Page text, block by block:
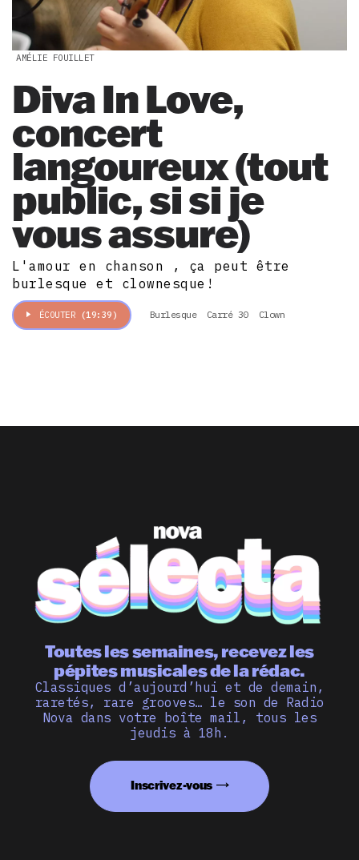
AMÉLIE FOUILLET
Diva In Love,
concert
langoureux (tout
public, si si je
vous assure)
L'amour en chanson , ça peut être
burlesque et clownesque!
ÉCOUTER (19:39) Burlesque Carré 30 Clown
Toutes les semaines, recevez les
pépites musicales de la rédac.
Classiques d’aujourd’hui et de demain,
raretés, rare grooves… le son de Radio
Nova dans votre boîte mail, tous les
jeudis à 18h.
Inscrivez-vous